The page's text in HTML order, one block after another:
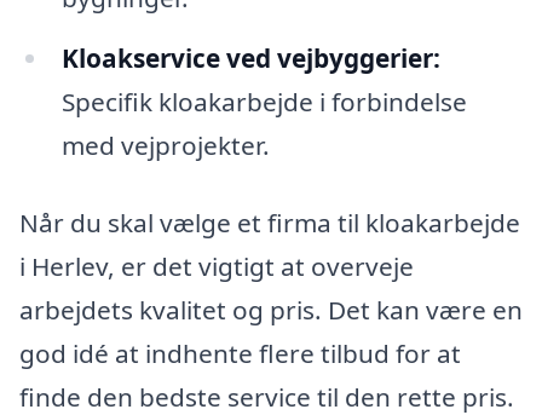
Kloakservice ved vejbyggerier:
Specifik kloakarbejde i forbindelse
med vejprojekter.
Når du skal vælge et firma til kloakarbejde
i Herlev, er det vigtigt at overveje
arbejdets kvalitet og pris. Det kan være en
god idé at indhente flere tilbud for at
finde den bedste service til den rette pris.